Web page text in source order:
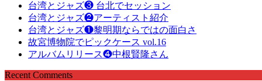
台湾とジャズ❸ 台北でセッション
台湾とジャズ❷アーティスト紹介
台湾とジャズ❶黎明期ならではの面白さ
故宮博物院でピックケース vol.16
アルバムリリース❹中根賢隆さん
Recent Comments